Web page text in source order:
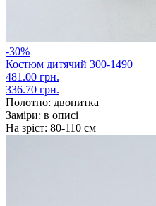
-30%
Костюм дитячий 300-1490
481.00 грн.
336.70 грн.
Полотно: двонитка
Заміри: в описі
На зріст: 80-110 см